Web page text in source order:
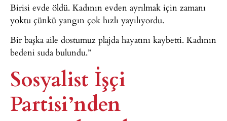
Birisi evde öldü. Kadının evden ayrılmak için zamanı
yoktu çünkü yangın çok hızlı yayılıyordu.
Bir başka aile dostumuz plajda hayatını kaybetti. Kadının
bedeni suda bulundu.”
Sosyalist İşçi
Partisi’nden